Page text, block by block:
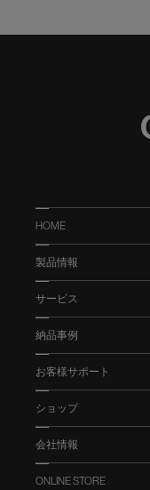
HOME
製品情報
サービス
納品事例
お客様サポート
ショップ
会社情報
ONLINE STORE